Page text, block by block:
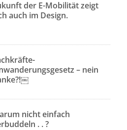
der E-Mobilität zeigt
auch im Design.
– nein
nicht einfach
. . ?